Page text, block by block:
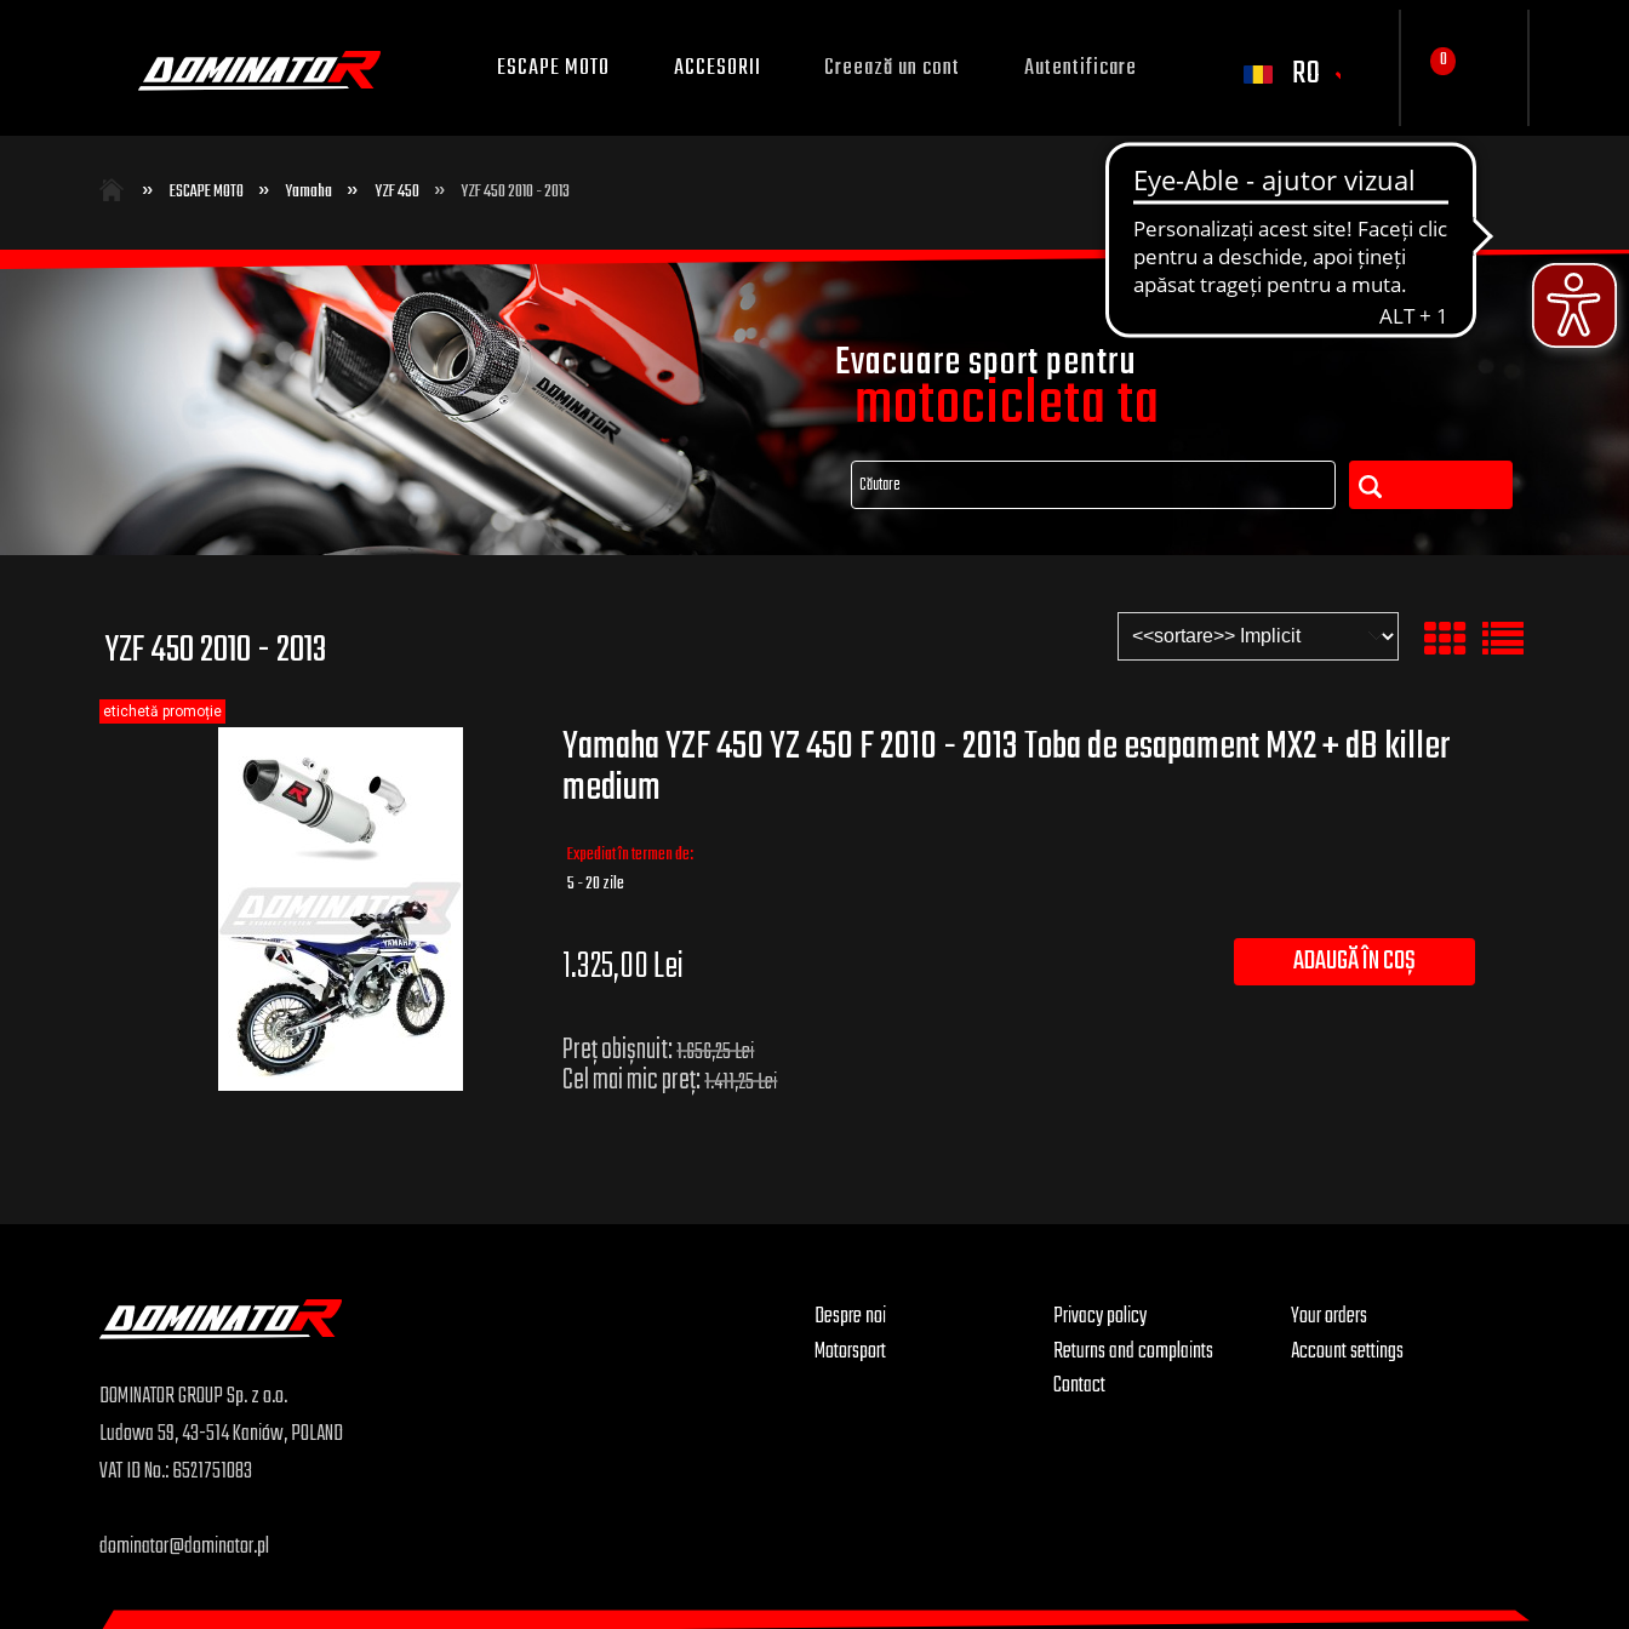
ESCAPE MOTO ACCESORII Creează un cont Autentificare RO 0
» ESCAPE MOTO » Yamaha » YZF 450 » YZF 450 2010 - 2013
Evacuare sport pentru
motocicleta ta
YZF 450 2010 - 2013
Yamaha YZF 450 YZ 450 F 2010 - 2013 Toba de esapament MX2 + dB killer
medium
Expediat în termen de:
5 - 20 zile
1.325,00 Lei
Preț obișnuit:1.656,25 Lei
Cel mai mic preț:1.411,25 Lei
ADAUGĂ ÎN COȘ
etichetă promoție
DOMINATOR GROUP Sp. z o.o.
Ludowa 59, 43-514 Kaniów, POLAND
VAT ID No.: 6521751083
dominator@dominator.pl
Despre noi
Motorsport
Privacy policy
Returns and complaints
Contact
Your orders
Account settings